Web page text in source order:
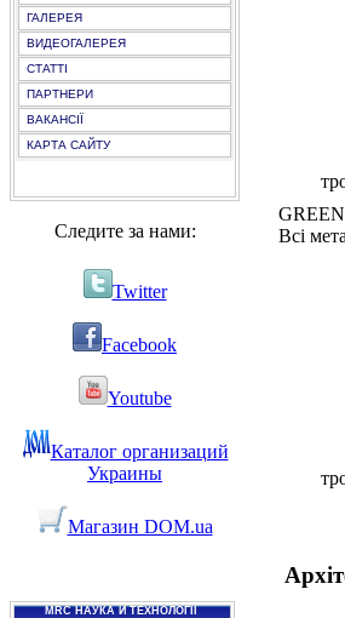
ГАЛЕРЕЯ
ВИДЕОГАЛЕРЕЯ
СТАТТІ
ПАРТНЕРИ
ВАКАНСІЇ
КАРТА САЙТУ
Следите за нами:
Twitter
Facebook
Youtube
Каталог организаций
Украины
Магазин DOM.ua
MRC НАУКА Й ТЕХНОЛОГІЇ
GREEN
Всі